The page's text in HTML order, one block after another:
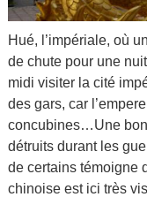
Hué, l’impériale, où
de chute pour une
midi visiter la cité
des gars, car
concubines…Une
détruits durant les
de certains témoigne
chinoise est ici très